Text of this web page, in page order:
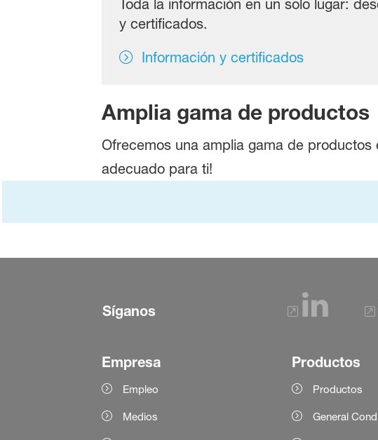
Toda la información en un solo lugar:
y certificados.
Información y certificados
Amplia gama de productos
Ofrecemos una amplia gama de
adecuado para ti!
Síganos
Empresa
Empleo
Medios
Productos
Productos
General